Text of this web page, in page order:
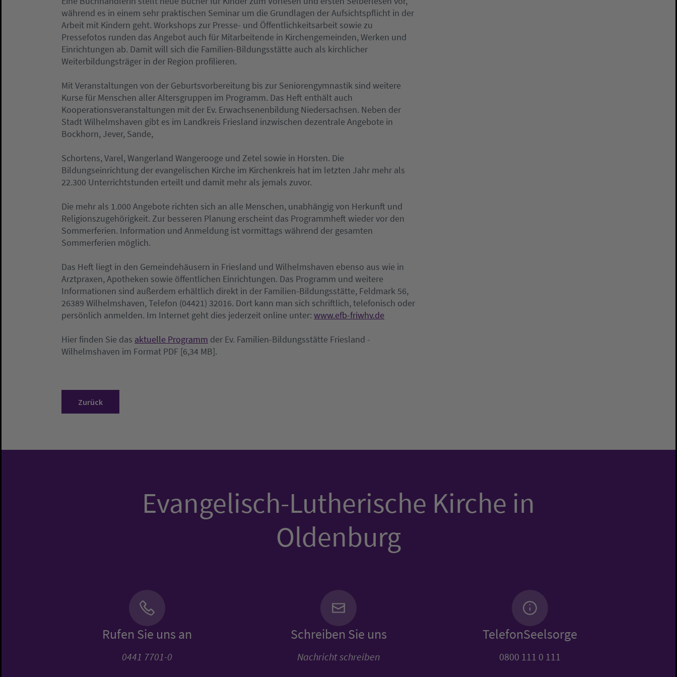
während es in einem sehr praktischen Seminar um die Grundlagen der Aufsichtspflicht in der
Arbeit mit Kindern geht. Workshops zur Presse- und Öffentlichkeitsarbeit sowie zu
Pressefotos runden das Angebot auch für Mitarbeitende in Kirchengemeinden, Werken und
Einrichtungen ab. Damit will sich die Familien-Bildungsstätte auch als kirchlicher
Weiterbildungsträger in der Region profilieren.
Mit Veranstaltungen von der Geburtsvorbereitung bis zur Seniorengymnastik sind weitere
Kurse für Menschen aller Altersgruppen im Programm. Das Heft enthält auch
Kooperationsveranstaltungen mit der Ev. Erwachsenenbildung Niedersachsen. Neben der
Stadt Wilhelmshaven gibt es im Landkreis Friesland inzwischen dezentrale Angebote in
Bockhorn, Jever, Sande,
Schortens, Varel, Wangerland Wangerooge und Zetel sowie in Horsten. Die
Bildungseinrichtung der evangelischen Kirche im Kirchenkreis hat im letzten Jahr mehr als
22.300 Unterrichtstunden erteilt und damit mehr als jemals zuvor.
Die mehr als 1.000 Angebote richten sich an alle Menschen, unabhängig von Herkunft und
Religionszugehörigkeit. Zur besseren Planung erscheint das Programmheft wieder vor den
Sommerferien. Information und Anmeldung ist vormittags während der gesamten
Sommerferien möglich.
Das Heft liegt in den Gemeindehäusern in Friesland und Wilhelmshaven ebenso aus wie in
Arztpraxen, Apotheken sowie öffentlichen Einrichtungen. Das Programm und weitere
Informationen sind außerdem erhältlich direkt in der Familien-Bildungsstätte, Feldmark 56,
26389 Wilhelmshaven, Telefon (04421) 32016. Dort kann man sich schriftlich, telefonisch oder
persönlich anmelden. Im Internet geht dies jederzeit online unter: www.efb-friwhv.de
Hier finden Sie das aktuelle Programm der Ev. Familien-Bildungsstätte Friesland -
Wilhelmshaven im Format PDF [6,34 MB].
Zurück
Evangelisch-Lutherische Kirche in
Oldenburg
Rufen Sie uns an
0441 7701-0
Schreiben Sie uns
Nachricht schreiben
TelefonSeelsorge
0800 111 0 111